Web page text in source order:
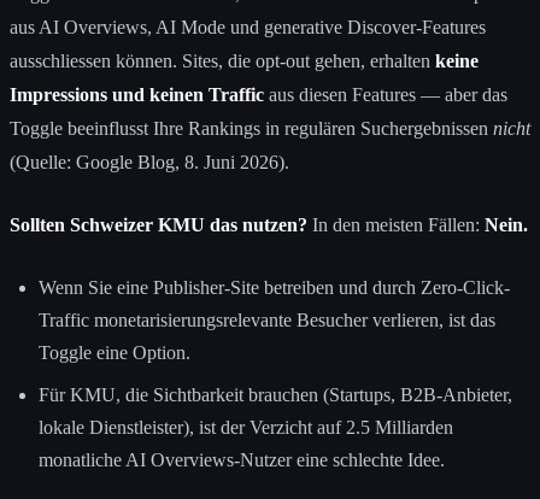
aus AI Overviews, AI Mode und generative Discover-Features
ausschliessen können. Sites, die opt-out gehen, erhalten keine
Impressions und keinen Traffic aus diesen Features — aber das
Toggle beeinflusst Ihre Rankings in regulären Suchergebnissen nicht
(Quelle: Google Blog, 8. Juni 2026).
Sollten Schweizer KMU das nutzen? In den meisten Fällen: Nein.
Wenn Sie eine Publisher-Site betreiben und durch Zero-Click-
Traffic monetarisierungsrelevante Besucher verlieren, ist das
Toggle eine Option.
Für KMU, die Sichtbarkeit brauchen (Startups, B2B-Anbieter,
lokale Dienstleister), ist der Verzicht auf 2.5 Milliarden
monatliche AI Overviews-Nutzer eine schlechte Idee.